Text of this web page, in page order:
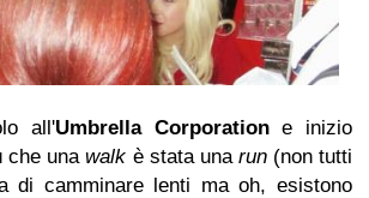
all'Umbrella Corporatione inizio
che unawalk è stata una run (non tutti
di camminare lenti ma oh, esistono